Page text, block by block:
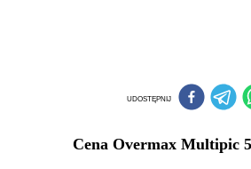
UDOSTĘPNIJ
Cena Overmax Multipic